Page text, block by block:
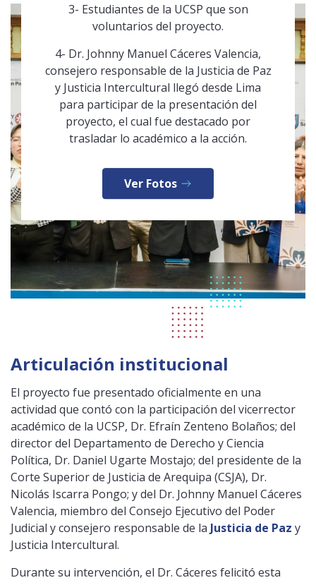
3- Estudiantes de la UCSP que son
voluntarios del proyecto.
4- Dr. Johnny Manuel Cáceres Valencia,
consejero responsable de la Justicia de Paz
y Justicia Intercultural llegó desde Lima
para participar de la presentación del
proyecto, el cual fue destacado por
trasladar lo académico a la acción.
Ver Fotos
Articulación institucional
El proyecto fue presentado oficialmente en una
actividad que contó con la participación del vicerrector
académico de la UCSP, Dr. Efraín Zenteno Bolaños; del
director del Departamento de Derecho y Ciencia
Política, Dr. Daniel Ugarte Mostajo; del presidente de la
Corte Superior de Justicia de Arequipa (CSJA), Dr.
Nicolás Iscarra Pongo; y del Dr. Johnny Manuel Cáceres
Valencia, miembro del Consejo Ejecutivo del Poder
Judicial y consejero responsable de la Justicia de Paz y
Justicia Intercultural.
Durante su intervención, el Dr. Cáceres felicitó esta